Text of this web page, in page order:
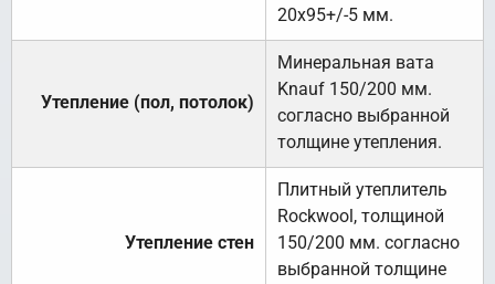
20х95+/-5 мм.
Утепление (пол, потолок)
Минеральная вата
Knauf 150/200 мм.
согласно выбранной
толщине утепления.
Утепление стен
Плитный утеплитель
Rockwool, толщиной
150/200 мм. согласно
выбранной толщине